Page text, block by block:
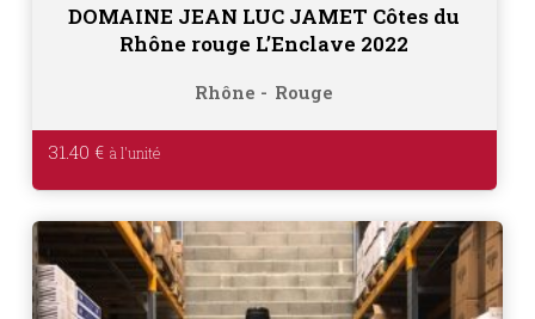
DOMAINE JEAN LUC JAMET Côtes du
Rhône rouge L’Enclave 2022
Rhône Rouge
31.40 €